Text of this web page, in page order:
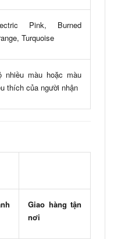
Pink, Burned
Turquoise
nhiều màu hoặc màu
thích của người nhận
Giao hàng tận
nơi